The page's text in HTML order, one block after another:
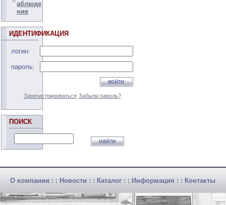
аблюде
ние
ИДЕНТИФИКАЦИЯ
логин:
пароль:
Зарегистрироваться Забыли пароль?
ПОИСК
О компании : : Новости : : Каталог : : Информация : : Контакты